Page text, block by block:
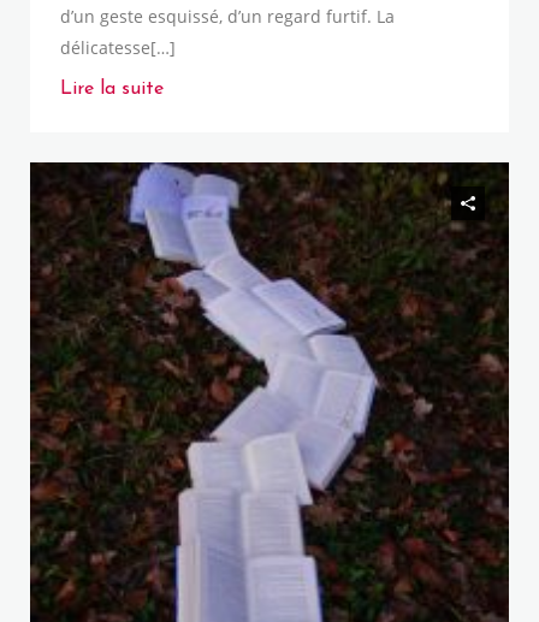
d’un geste esquissé, d’un regard furtif. La
délicatesse[…]
Lire la suite